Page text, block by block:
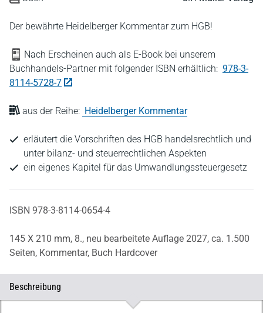
Der bewährte Heidelberger Kommentar zum HGB!
Nach Erscheinen auch als E-Book bei unserem
Buchhandels-Partner mit folgender ISBN erhältlich: 978-3-
8114-5728-7
aus der Reihe: Heidelberger Kommentar
erläutert die Vorschriften des HGB handelsrechtlich und
unter bilanz- und steuerrechtlichen Aspekten
ein eigenes Kapitel für das Umwandlungssteuergesetz
ISBN 978-3-8114-0654-4
145 X 210 mm, 8., neu bearbeitete Auflage 2027, ca. 1.500
Seiten, Kommentar, Buch Hardcover
Beschreibung